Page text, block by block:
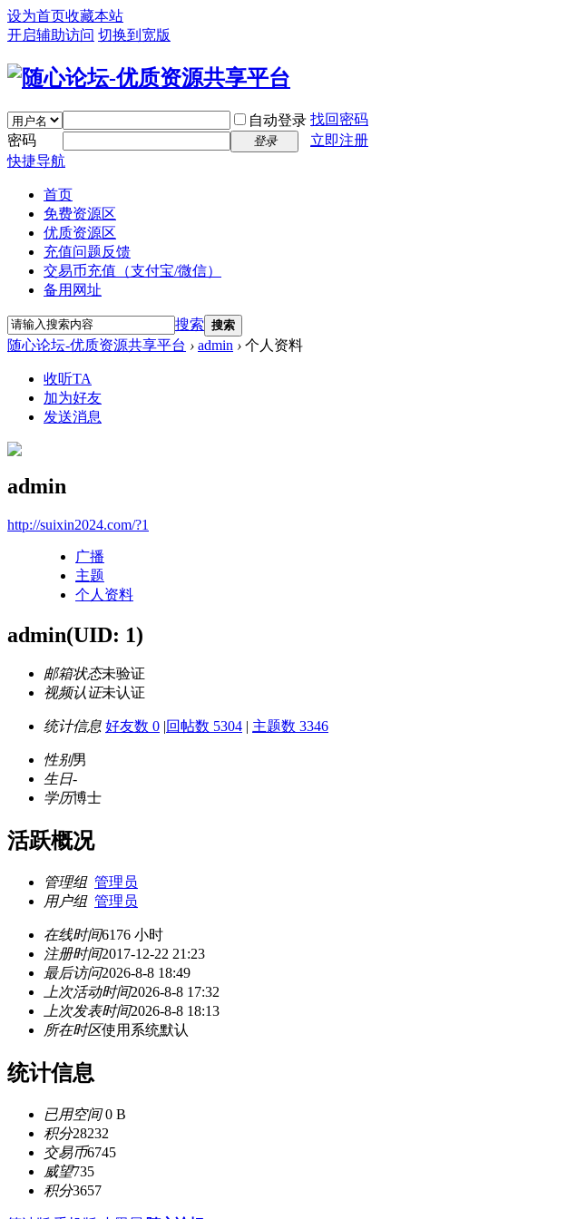
设为首页收藏本站
开启辅助访问 切换到宽版
自动登录 找回密码
密码
登录
立即注册
快捷导航
首页
免费资源区
优质资源区
充值问题反馈
交易币充值（支付宝/微信）
备用网址
搜索 搜索
随心论坛-优质资源共享平台 › admin › 个人资料
收听TA
加为好友
发送消息
admin
http://suixin2024.com/?1
广播
主题
个人资料
admin(UID: 1)
邮箱状态未验证
视频认证未认证
统计信息 好友数 0 |回帖数 5304 | 主题数 3346
性别男
生日-
学历博士
活跃概况
管理组 管理员
用户组 管理员
在线时间6176 小时
注册时间2017-12-22 21:23
最后访问2026-8-8 18:49
上次活动时间2026-8-8 17:32
上次发表时间2026-8-8 18:13
所在时区使用系统默认
统计信息
已用空间0 B
积分28232
交易币6745
威望735
积分3657